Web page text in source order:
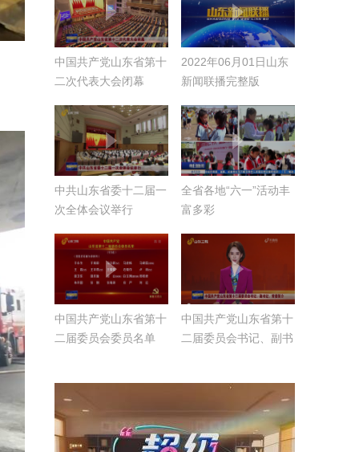
中国共产党山东省第十
二次代表大会闭幕
2022年06月01日山东
新闻联播完整版
中共山东省委十二届一
次全体会议举行
全省各地“六一”活动丰
富多彩
中国共产党山东省第十
二届委员会委员名单
中国共产党山东省第十
二届委员会书记、副书